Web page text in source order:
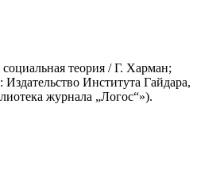
теория / Г. Харман;
Института Гайдара,
журнала „Логос“»).